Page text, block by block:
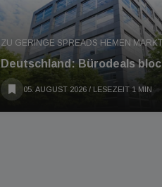
ZU GERINGE SPREADS HEMEN MARKT
Deutschland: Bürodeals
05. AUGUST 2026 / LESEZEIT 1 MIN